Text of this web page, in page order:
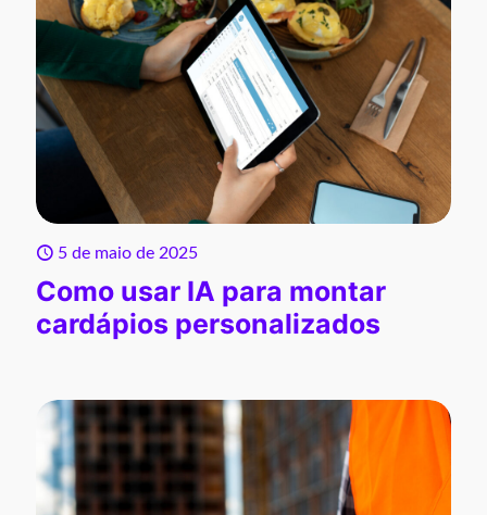
5 de maio de 2025
Como usar IA para montar
cardápios personalizados